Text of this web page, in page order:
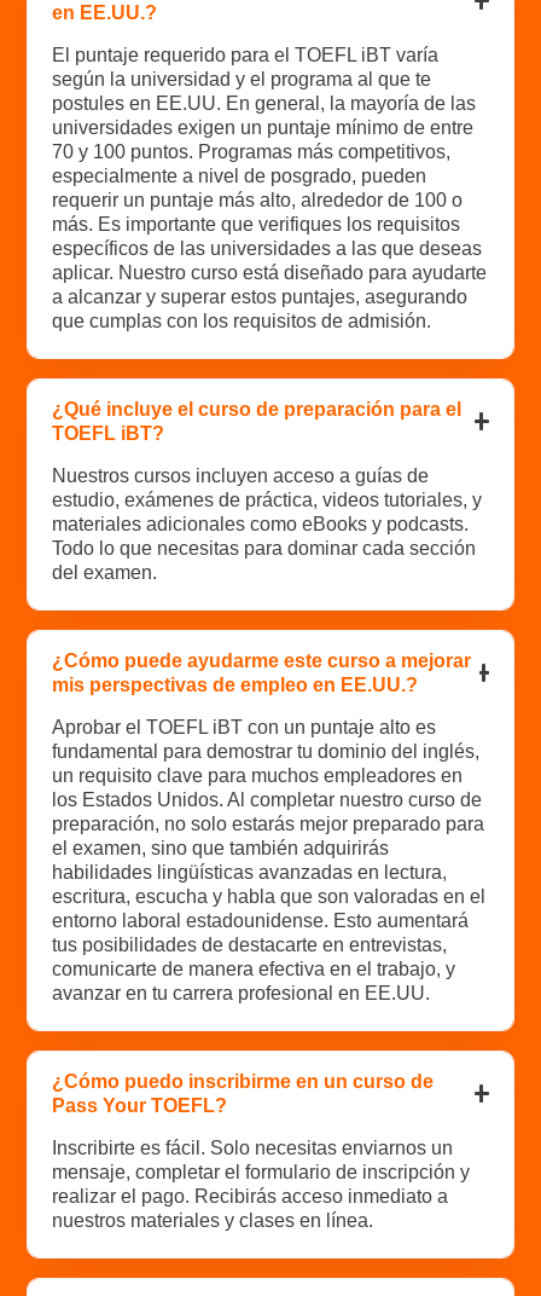
en EE.UU.?
El puntaje requerido para el TOEFL iBT varía
según la universidad y el programa al que te
postules en EE.UU. En general, la mayoría de las
universidades exigen un puntaje mínimo de entre
70 y 100 puntos. Programas más competitivos,
especialmente a nivel de posgrado, pueden
requerir un puntaje más alto, alrededor de 100 o
más. Es importante que verifiques los requisitos
específicos de las universidades a las que deseas
aplicar. Nuestro curso está diseñado para ayudarte
a alcanzar y superar estos puntajes, asegurando
que cumplas con los requisitos de admisión.
¿Qué incluye el curso de preparación para el
TOEFL iBT?
Nuestros cursos incluyen acceso a guías de
estudio, exámenes de práctica, videos tutoriales, y
materiales adicionales como eBooks y podcasts.
Todo lo que necesitas para dominar cada sección
del examen.
¿Cómo puede ayudarme este curso a mejorar
mis perspectivas de empleo en EE.UU.?
Aprobar el TOEFL iBT con un puntaje alto es
fundamental para demostrar tu dominio del inglés,
un requisito clave para muchos empleadores en
los Estados Unidos. Al completar nuestro curso de
preparación, no solo estarás mejor preparado para
el examen, sino que también adquirirás
habilidades lingüísticas avanzadas en lectura,
escritura, escucha y habla que son valoradas en el
entorno laboral estadounidense. Esto aumentará
tus posibilidades de destacarte en entrevistas,
comunicarte de manera efectiva en el trabajo, y
avanzar en tu carrera profesional en EE.UU.
¿Cómo puedo inscribirme en un curso de
Pass Your TOEFL?
Inscribirte es fácil. Solo necesitas enviarnos un
mensaje, completar el formulario de inscripción y
realizar el pago. Recibirás acceso inmediato a
nuestros materiales y clases en línea.